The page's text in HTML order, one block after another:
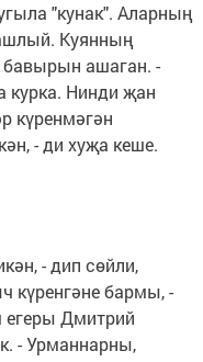
"кунак". Аларның
Куянның
бавырын ашаган. -
курка. Нинди җан
күренмәгән
- ди хуҗа кеше.
- дип сөйли,
күренгәне бармы, -
егеры Дмитрий
- Урманнарны,